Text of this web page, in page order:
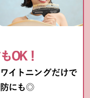
OK！
イトニングだけで
防にも◎